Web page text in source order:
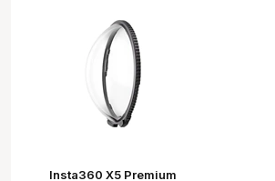
Insta360 X5 Premium